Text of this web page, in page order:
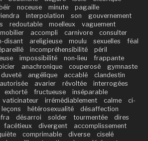
noceuse minute
pagaille
interpolation son
gouvernement
redoutable moelleux
vaguement
accompli carnivore
consulter
disant areligieuse moulu sexuelles
féal
incompréhensibilité
péril
impossibilité non-lieu
frappante
anachronique couperosé
gymnaste
duveté angélique accablé
clandestin
autorisée avarier révoltée
interrogées
exhorté fructueuse
inséparable
vaticinateur irrémédiablement calme
ci-
leçons hétérosexualité
désaffection
désarroi solder tourmentée
dires
facétieux divergent
accomplissement
comprimable diverse
ciselé